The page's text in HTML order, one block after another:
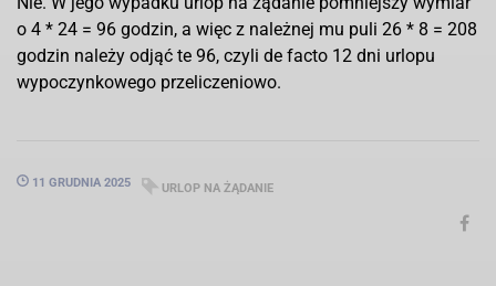
o 4 * 24 = 96 godzin, a więc z należnej mu puli 26 * 8 = 208
godzin należy odjąć te 96, czyli de facto 12 dni urlopu
wypoczynkowego przeliczeniowo.
11 GRUDNIA 2025 URLOP NA ŻĄDANIE